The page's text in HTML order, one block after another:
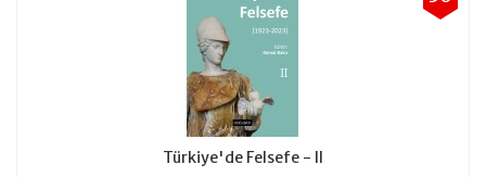
Türkiye'de Felsefe - II